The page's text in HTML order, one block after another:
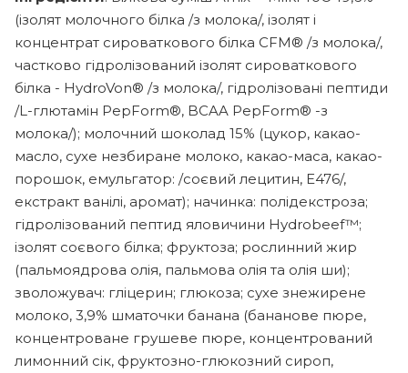
(ізолят молочного білка /з молока/, ізолят і
концентрат сироваткового білка CFM® /з молока/,
частково гідролізований ізолят сироваткового
білка - HydroVon® /з молока/, гідролізовані пептиди
/L-глютамін PepForm®, BCAA PepForm® -з
молока/); молочний шоколад 15% (цукор, какао-
масло, сухе незбиране молоко, какао-маса, какао-
порошок, емульгатор: /соєвий лецитин, Е476/,
екстракт ванілі, аромат); начинка: полідекстроза;
гідролізований пептид яловичини Hydrobeef™;
ізолят соєвого білка; фруктоза; рослинний жир
(пальмоядрова олія, пальмова олія та олія ши);
зволожувач: гліцерин; глюкоза; сухе знежирене
молоко, 3,9% шматочки банана (бананове пюре,
концентроване грушеве пюре, концентрований
лимонний сік, фруктозно-глюкозний сироп,